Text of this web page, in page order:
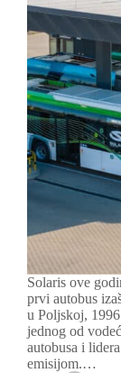
Solaris ove
prvi autobus
u Poljskoj,
jednog od
autobusa i
emisijom.…